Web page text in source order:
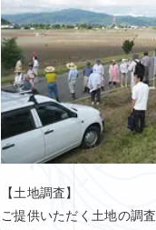
【土地調査】
ご提供いただく土地の調